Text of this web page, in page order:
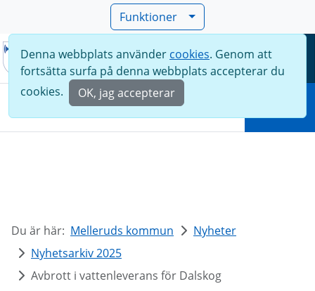
Funktioner
Meny
Denna webbplats använder cookies. Genom att
fortsätta surfa på denna webbplats accepterar du
cookies.
OK, jag accepterar
Du är här: Melleruds kommun
Nyheter
Nyhetsarkiv 2025
Avbrott i vattenleverans för Dalskog